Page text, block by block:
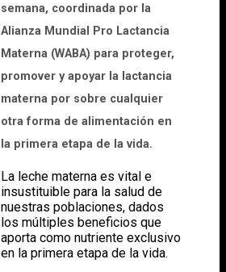
semana, coordinada por la
Alianza Mundial Pro Lactancia
Materna (WABA) para proteger,
promover y apoyar la lactancia
materna por sobre cualquier
otra forma de alimentación en
la primera etapa de la vida.
La leche materna es vital e
insustituible para la salud de
nuestras poblaciones, dados
los múltiples beneficios que
aporta como nutriente exclusivo
en la primera etapa de la vida.